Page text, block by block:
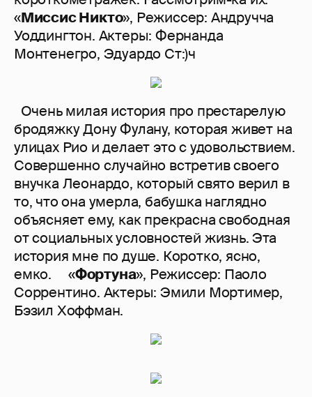
«Миссис Никто», Режиссер: Андручча
Уоддингтон. Актеры: Фернанда
Монтенегро, Эдуардо Ст:)ч
Очень милая история про престарелую
бродяжку Дону Фулану, которая живет на
улицах Рио и делает это с удовольствием.
Совершенно случайно встретив своего
внучка Леонардо, который свято верил в
то, что она умерла, бабушка наглядно
объясняет ему, как прекрасна свободная
от социальных условностей жизнь. Эта
история мне по душе. Коротко, ясно,
емко. «Фортуна», Режиссер: Паоло
Соррентино. Актеры: Эмили Мортимер,
Бэзил Хоффман.